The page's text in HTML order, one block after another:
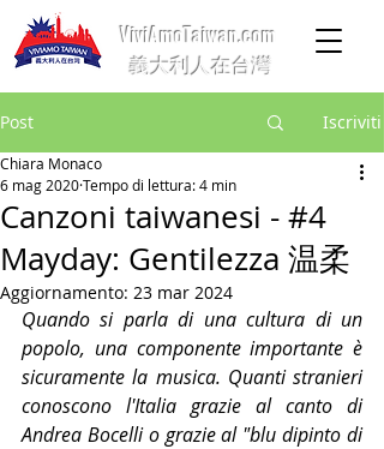
ViviAmoTaiwan.com
義大利人在台灣
Post Iscriviti
Canzoni taiwanesi - #4
Mayday: Gentilezza 温柔
Chiara Monaco
6 mag 2020Tempo di lettura: 4 min
Aggiornamento: 23 mar 2024
Quando si parla di una cultura di un
popolo, una componente importante è
sicuramente la musica. Quanti stranieri
conoscono l'Italia grazie al canto di
Andrea Bocelli o grazie al "blu dipinto di